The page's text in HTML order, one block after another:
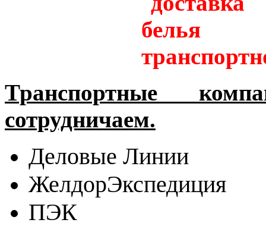
Транспортные
сотрудничаем.
Деловые Линии
ЖелдорЭкспедиция
ПЭК